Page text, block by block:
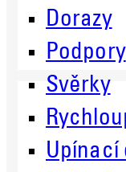
Dorazy
Podpory
Svěrky
Upínací